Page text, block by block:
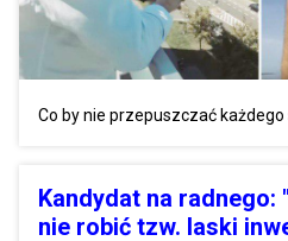
Co by nie przepuszczać każdego
Kandydat na radnego:
nie robić tzw. laski